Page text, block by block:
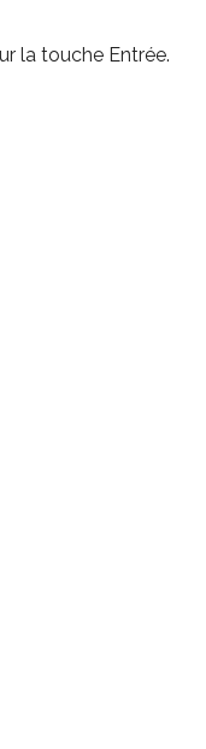
la touche Entrée.